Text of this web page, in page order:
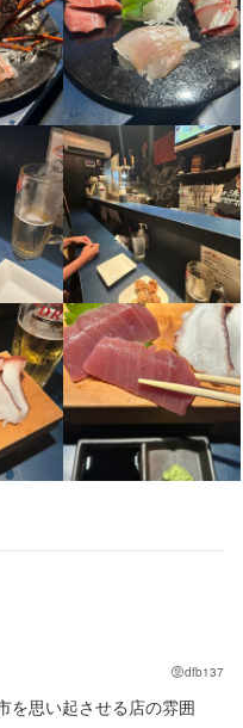
dfb137
を思い起させる店の雰囲
車通勤OK
バイク通勤OK
希望者歓迎
フリーター歓迎
(20席未満)
スタッフの平均年齢20代
、配膳、片付けなどをお任
調理
気のお店です！
距離が近く、
合いによって、給与はどん
給もあるので、毎日モチベ
知識
ります。1回の面接を経て
対応いたしますので、気兼
ージ
お気軽にご応募ください。